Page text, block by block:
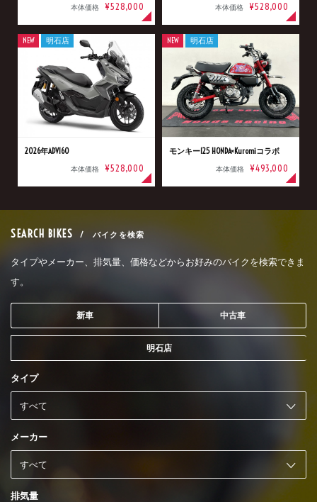
本体価格 ¥528,000 本体価格 ¥528,000
2026年ADV160
本体価格 ¥528,000
NEW 明石店
モンキー125 HONDA×Kuromiコラボ
本体価格 ¥493,000
NEW 明石店
SEARCH BIKES / バイクを検索
タイプやメーカー、排気量、価格などからお好みのバイクを検索できま
す。
新車 中古車
明石店
タイプ
メーカー
排気量